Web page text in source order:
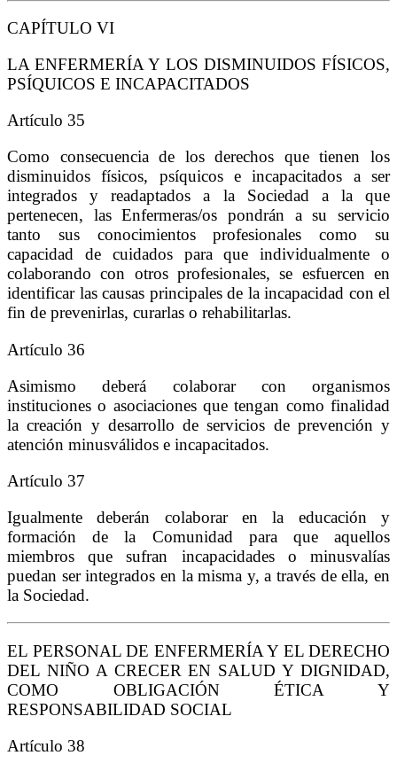
CAPÍTULO VI
LA ENFERMERÍA Y LOS DISMINUIDOS FÍSICOS,
PSÍQUICOS E INCAPACITADOS
Artículo 35
Como consecuencia de los derechos que tienen los
disminuidos físicos, psíquicos e incapacitados a ser
integrados y readaptados a la Sociedad a la que
pertenecen, las Enfermeras/os pondrán a su servicio
tanto sus conocimientos profesionales como su
capacidad de cuidados para que individualmente o
colaborando con otros profesionales, se esfuercen en
identificar las causas principales de la incapacidad con el
fin de prevenirlas, curarlas o rehabilitarlas.
Artículo 36
Asimismo deberá colaborar con organismos
instituciones o asociaciones que tengan como finalidad
la creación y desarrollo de servicios de prevención y
atención minusválidos e incapacitados.
Artículo 37
Igualmente deberán colaborar en la educación y
formación de la Comunidad para que aquellos
miembros que sufran incapacidades o minusvalías
puedan ser integrados en la misma y, a través de ella, en
la Sociedad.
EL PERSONAL DE ENFERMERÍA Y EL DERECHO
DEL NIÑO A CRECER EN SALUD Y DIGNIDAD,
COMO OBLIGACIÓN ÉTICA Y
RESPONSABILIDAD SOCIAL
Artículo 38